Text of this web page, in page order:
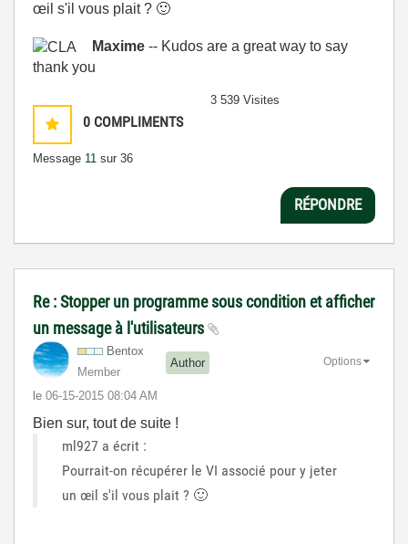
œil s'il vous plait ? 🙂
Maxime -- Kudos are a great way to say
thank you
0 COMPLIMENTS
Message 11 sur 36
3 539 Visites
RÉPONDRE
Re : Stopper un programme sous condition et afficher
un message à l'utilisateurs
Bentox
Member
Author
le ‎06-15-2015 08:04 AM
Options
Bien sur, tout de suite !
ml927 a écrit :
Pourrait-on récupérer le VI associé pour y jeter
un œil s'il vous plait ? 🙂